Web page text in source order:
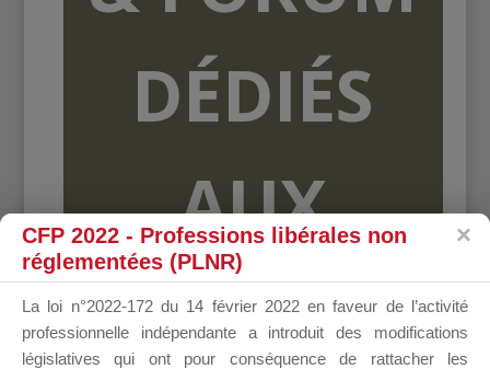
DÉDIÉS
AUX
CFP 2022 - Professions libérales non
réglementées (PLNR)
La loi n°2022-172 du 14 février 2022 en faveur de l’activité
professionnelle indépendante a introduit des modifications
législatives qui ont pour conséquence de rattacher les